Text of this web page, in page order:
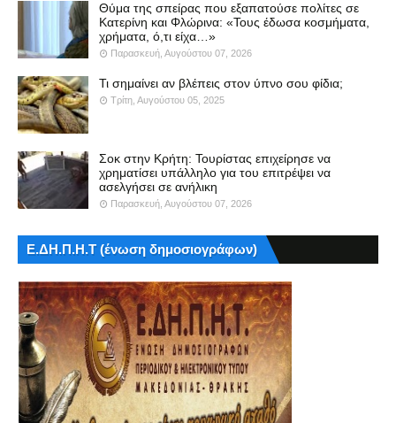
Θύμα της σπείρας που εξαπατούσε πολίτες σε
Κατερίνη και Φλώρινα: «Τους έδωσα κοσμήματα,
χρήματα, ό,τι είχα…»
Παρασκευή, Αυγούστου 07, 2026
Τι σημαίνει αν βλέπεις στον ύπνο σου φίδια;
Τρίτη, Αυγούστου 05, 2025
Σοκ στην Κρήτη: Τουρίστας επιχείρησε να
χρηματίσει υπάλληλο για του επιτρέψει να
ασελγήσει σε ανήλικη
Παρασκευή, Αυγούστου 07, 2026
Ε.ΔΗ.Π.Η.Τ (ένωση δημοσιογράφων)